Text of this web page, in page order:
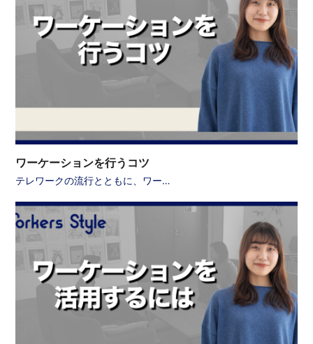
ワーケーションを行うコツ
テレワークの流行とともに、ワー…